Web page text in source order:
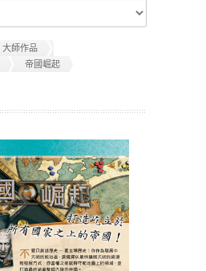
大師作品
帝國崛起